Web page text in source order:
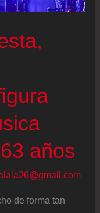
años
de forma tan